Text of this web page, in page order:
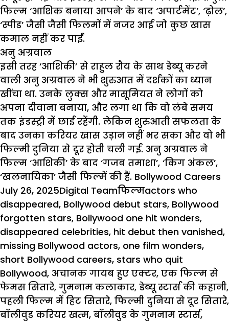
फिल्म ‘आशिक बनाया आपने’ के बाद ‘अपार्टमेंट’, ‘ढ़ोल’,
‘स्पीड’ जैसी जैसी फिलमों में नजर आई जो कुछ खास
कमाल नहीं कर पाईं.
अनु अग्रवाल
इसी तरह ‘आशिकी’ से राहुल रौय के साथ डेब्यू करने
वाली अनु अग्रवाल ने भी शुरुआत में दर्शकों का ध्यान
खींचा था. उनके लुक्स और मासूमियत ने लोगों को
अपना दीवाना बनाया, और लगा था कि वो लंबे समय
तक इंडस्ट्री में छाई रहेंगी. लेकिन शुरुआती सफलता के
बाद उनका करियर खास उड़ान नहीं भर सका और वो भी
फिल्मी दुनिया से दूर होती चली गईं. अनु अग्रवाल ने
फिल्म ‘आशिकी’ के बाद ‘गजब तमाशा’, ‘किग अंकल’,
‘खलनायिका’ जैसी फिल्में की हैं. Bollywood Careers
Posted
on
July 26, 2025Author
Digital TeamCategories
फिल्मTags
actors who
disappeared, Bollywood debut stars, Bollywood
forgotten stars, Bollywood one hit wonders,
disappeared celebrities, hit debut then vanished,
missing Bollywood actors, one film wonders,
short Bollywood careers, stars who quit
Bollywood, अचानक गायब हुए एक्टर, एक फिल्म से
फेमस सितारे, गुमनाम कलाकार, डेब्यू स्टार्स की कहानी,
पहली फिल्म में हिट सितारे, फिल्मी दुनिया से दूर सितारे,
बॉलीवुड करियर खत्म, बॉलीवुड के गुमनाम स्टार्स,